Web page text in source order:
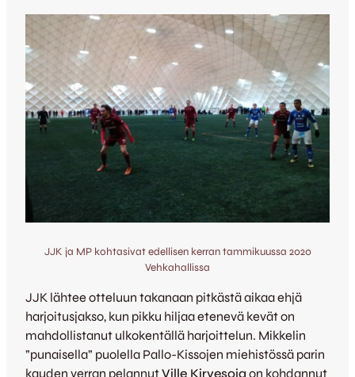
JJK ja MP kohtasivat edellisen kerran tammikuussa 2020
Vehkahallissa
JJK lähtee otteluun takanaan pitkästä aikaa ehjä
harjoitusjakso, kun pikku hiljaa etenevä kevät on
mahdollistanut ulkokentällä harjoittelun. Mikkelin
”punaisella” puolella Pallo-Kissojen miehistössä parin
kauden verran pelannutVille Kirvesoja on kohdannut